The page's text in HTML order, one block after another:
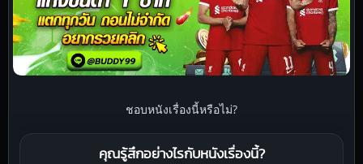
ชอบหนังเรื่องนี้หรือไม่?
คุณรู้สึกอย่างไรกับหนังเรื่องนี้?